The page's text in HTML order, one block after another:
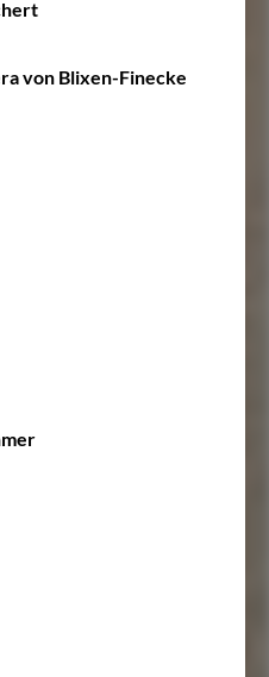
von Blixen-Finecke